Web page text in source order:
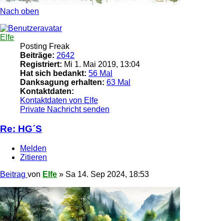
Nach oben
Elfe
Posting Freak
Beiträge: 2642
Registriert: Mi 1. Mai 2019, 13:04
Hat sich bedankt: 56 Mal
Danksagung erhalten: 63 Mal
Kontaktdaten:
Kontaktdaten von Elfe
Private Nachricht senden
Re: HG´S
Melden
Zitieren
Beitrag von Elfe » Sa 14. Sep 2024, 18:53